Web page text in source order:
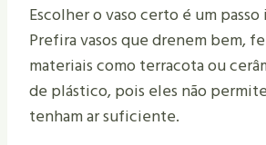
Escolher o vaso certo é um
Prefira vasos que drenem bem,
materiais como terracota ou
de plástico, pois eles não
tenham ar suficiente.